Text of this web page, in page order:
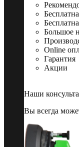
Большое
Online
Гарантия
Акции
Наши
Вы всегда